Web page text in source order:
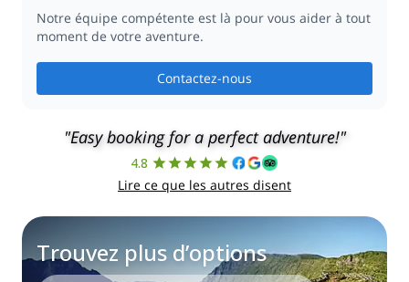
Notre équipe compétente est là pour vous aider à tout
moment de votre aventure.
Contactez-nous
"Easy booking for a perfect adventure!"
4.8
Lire ce que les autres disent
Trouvez plus d’options